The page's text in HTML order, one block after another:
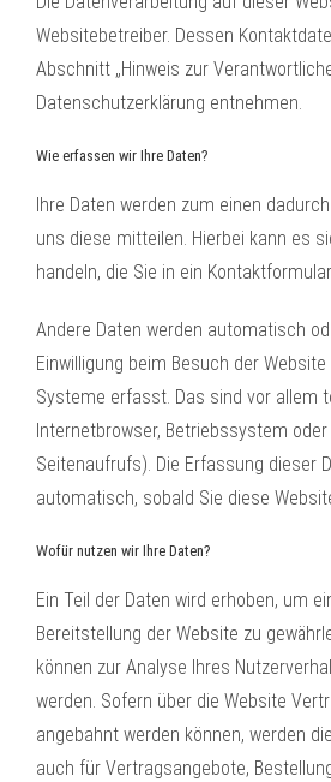
Websitebetreiber. Dessen
Abschnitt „Hinweis zur
Datenschutzerklärung entnehmen.
Wie erfassen wir Ihre Daten?
Ihre Daten werden zum einen
uns diese mitteilen. Hierbei kann es
handeln, die Sie in ein
Andere Daten werden automatisch
Einwilligung beim Besuch der
Systeme erfasst. Das sind vor allem
Internetbrowser, Betriebssystem
Seitenaufrufs). Die Erfassung dieser
automatisch, sobald Sie diese
Wofür nutzen wir Ihre Daten?
Ein Teil der Daten wird erhoben, um
Bereitstellung der Website zu
können zur Analyse Ihres
werden. Sofern über die Website
angebahnt werden können, werden
auch für Vertragsangebote,